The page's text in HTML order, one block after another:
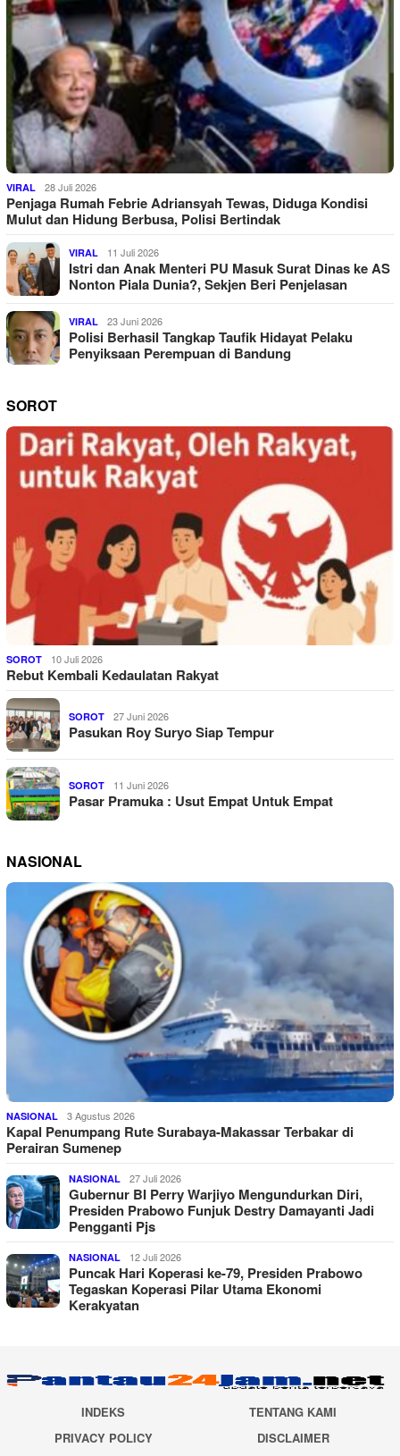
VIRAL 28 Juli 2026
Penjaga Rumah Febrie Adriansyah Tewas, Diduga Kondisi
Mulut dan Hidung Berbusa, Polisi Bertindak
VIRAL 11 Juli 2026
Istri dan Anak Menteri PU Masuk Surat Dinas ke AS
Nonton Piala Dunia?, Sekjen Beri Penjelasan
VIRAL 23 Juni 2026
Polisi Berhasil Tangkap Taufik Hidayat Pelaku
Penyiksaan Perempuan di Bandung
SOROT
SOROT 10 Juli 2026
Rebut Kembali Kedaulatan Rakyat
SOROT 27 Juni 2026
Pasukan Roy Suryo Siap Tempur
SOROT 11 Juni 2026
Pasar Pramuka : Usut Empat Untuk Empat
NASIONAL
NASIONAL 3 Agustus 2026
Kapal Penumpang Rute Surabaya-Makassar Terbakar di
Perairan Sumenep
NASIONAL 27 Juli 2026
Gubernur BI Perry Warjiyo Mengundurkan Diri,
Presiden Prabowo Funjuk Destry Damayanti Jadi
Pengganti Pjs
NASIONAL 12 Juli 2026
Puncak Hari Koperasi ke-79, Presiden Prabowo
Tegaskan Koperasi Pilar Utama Ekonomi
Kerakyatan
INDEKS
TENTANG KAMI
PRIVACY POLICY
DISCLAIMER